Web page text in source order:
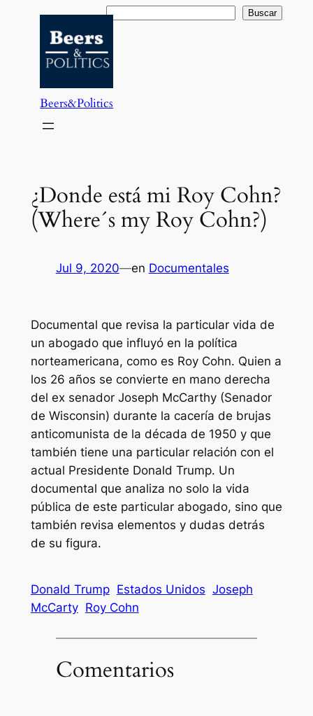
contenido
Buscar Buscar
Beers&Politics
¿Donde está mi Roy Cohn?
(Where´s my Roy Cohn?)
Jul 9, 2020—en Documentales
Documental que revisa la particular vida de
un abogado que influyó en la política
norteamericana, como es Roy Cohn. Quien a
los 26 años se convierte en mano derecha
del ex senador Joseph McCarthy (Senador
de Wisconsin) durante la cacería de brujas
anticomunista de la década de 1950 y que
también tiene una particular relación con el
actual Presidente Donald Trump. Un
documental que analiza no solo la vida
pública de este particular abogado, sino que
también revisa elementos y dudas detrás
de su figura.
Donald Trump Estados Unidos Joseph
McCarty Roy Cohn
Comentarios